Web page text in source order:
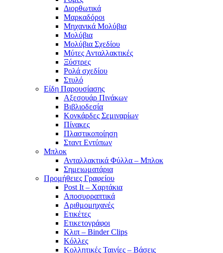
Διορθωτικά
Μαρκαδόροι
Μηχανικά Μολύβια
Μολύβια
Μολύβια Σχεδίου
Μύτες Ανταλλακτικές
Ξύστρες
Ρολά σχεδίου
Στυλό
Είδη Παρουσίασης
Αξεσουάρ Πινάκων
Βιβλιοδεσία
Κονκάρδες Σεμιναρίων
Πίνακες
Πλαστικοποίηση
Σταντ Εντύπων
Μπλοκ
Ανταλλακτικά Φύλλα – Μπλοκ
Σημειωματάρια
Προμήθειες Γραφείου
Post It – Χαρτάκια
Αποσυρραπτικά
Αριθμομηχανές
Ετικέτες
Ετικετογράφοι
Κλιπ – Binder Clips
Κόλλες
Κολλητικές Ταινίες – Βάσεις